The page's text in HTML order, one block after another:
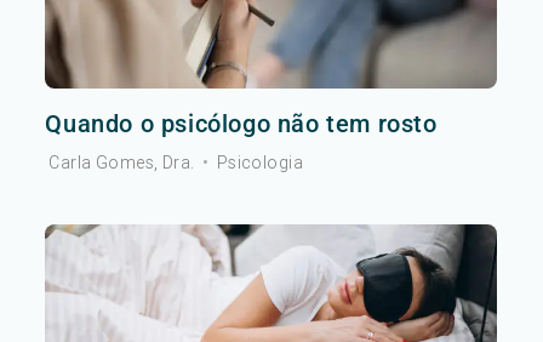
Quando o psicólogo não tem rosto
Carla Gomes, Dra. • Psicologia